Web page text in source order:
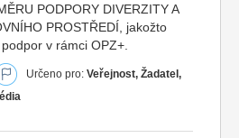
PODPORY DIVERZITY A
PROSTŘEDÍ, jakožto
v rámci OPZ+.
Určeno pro: Veřejnost, Žadatel,